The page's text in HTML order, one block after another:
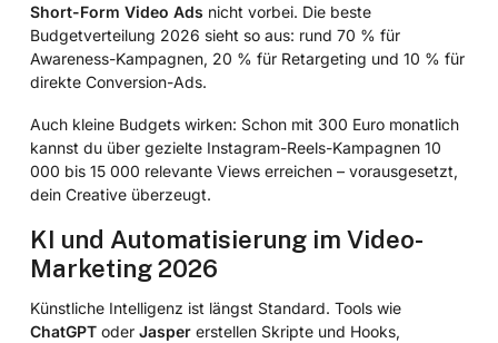
Short-Form Video Ads nicht vorbei. Die beste
Budgetverteilung 2026 sieht so aus: rund 70 % für
Awareness-Kampagnen, 20 % für Retargeting und 10 % für
direkte Conversion-Ads.
Auch kleine Budgets wirken: Schon mit 300 Euro monatlich
kannst du über gezielte Instagram-Reels-Kampagnen 10
000 bis 15 000 relevante Views erreichen – vorausgesetzt,
dein Creative überzeugt.
KI und Automatisierung im Video-
Marketing 2026
Künstliche Intelligenz ist längst Standard. Tools wie
ChatGPToder Jaspererstellen Skripte und Hooks,